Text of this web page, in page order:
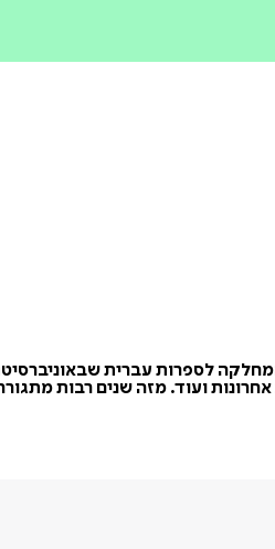
לספרות עברית שבאוניברסיטת
ועוד. מזה שנים רבות